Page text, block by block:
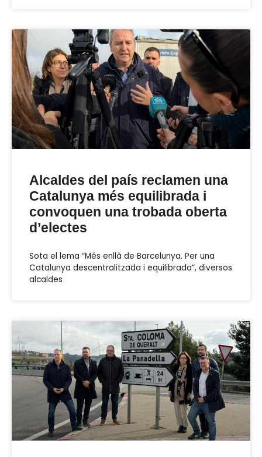
Alcaldes del país reclamen una
Catalunya més equilibrada i
convoquen una trobada oberta
d’electes
Sota el lema “Més enllà de Barcelunya. Per una
Catalunya descentralitzada i equilibrada”, diversos
alcaldes